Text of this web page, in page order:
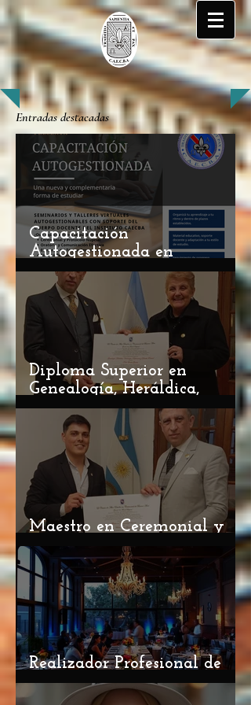
Entradas destacadas
Capacitación
Autogestionada en
Ceremonial y Protocolo: Una
Nueva Oportunidad de
Aprendizaje
Diploma Superior en
Genealogía, Heráldica,
Vexilología, Diplomacia y
Derecho Premial 2026 / 27
Maestro en Ceremonial y
Protocolo 2026 / 27
Realizador Profesional de
Eventos ciclo 2026